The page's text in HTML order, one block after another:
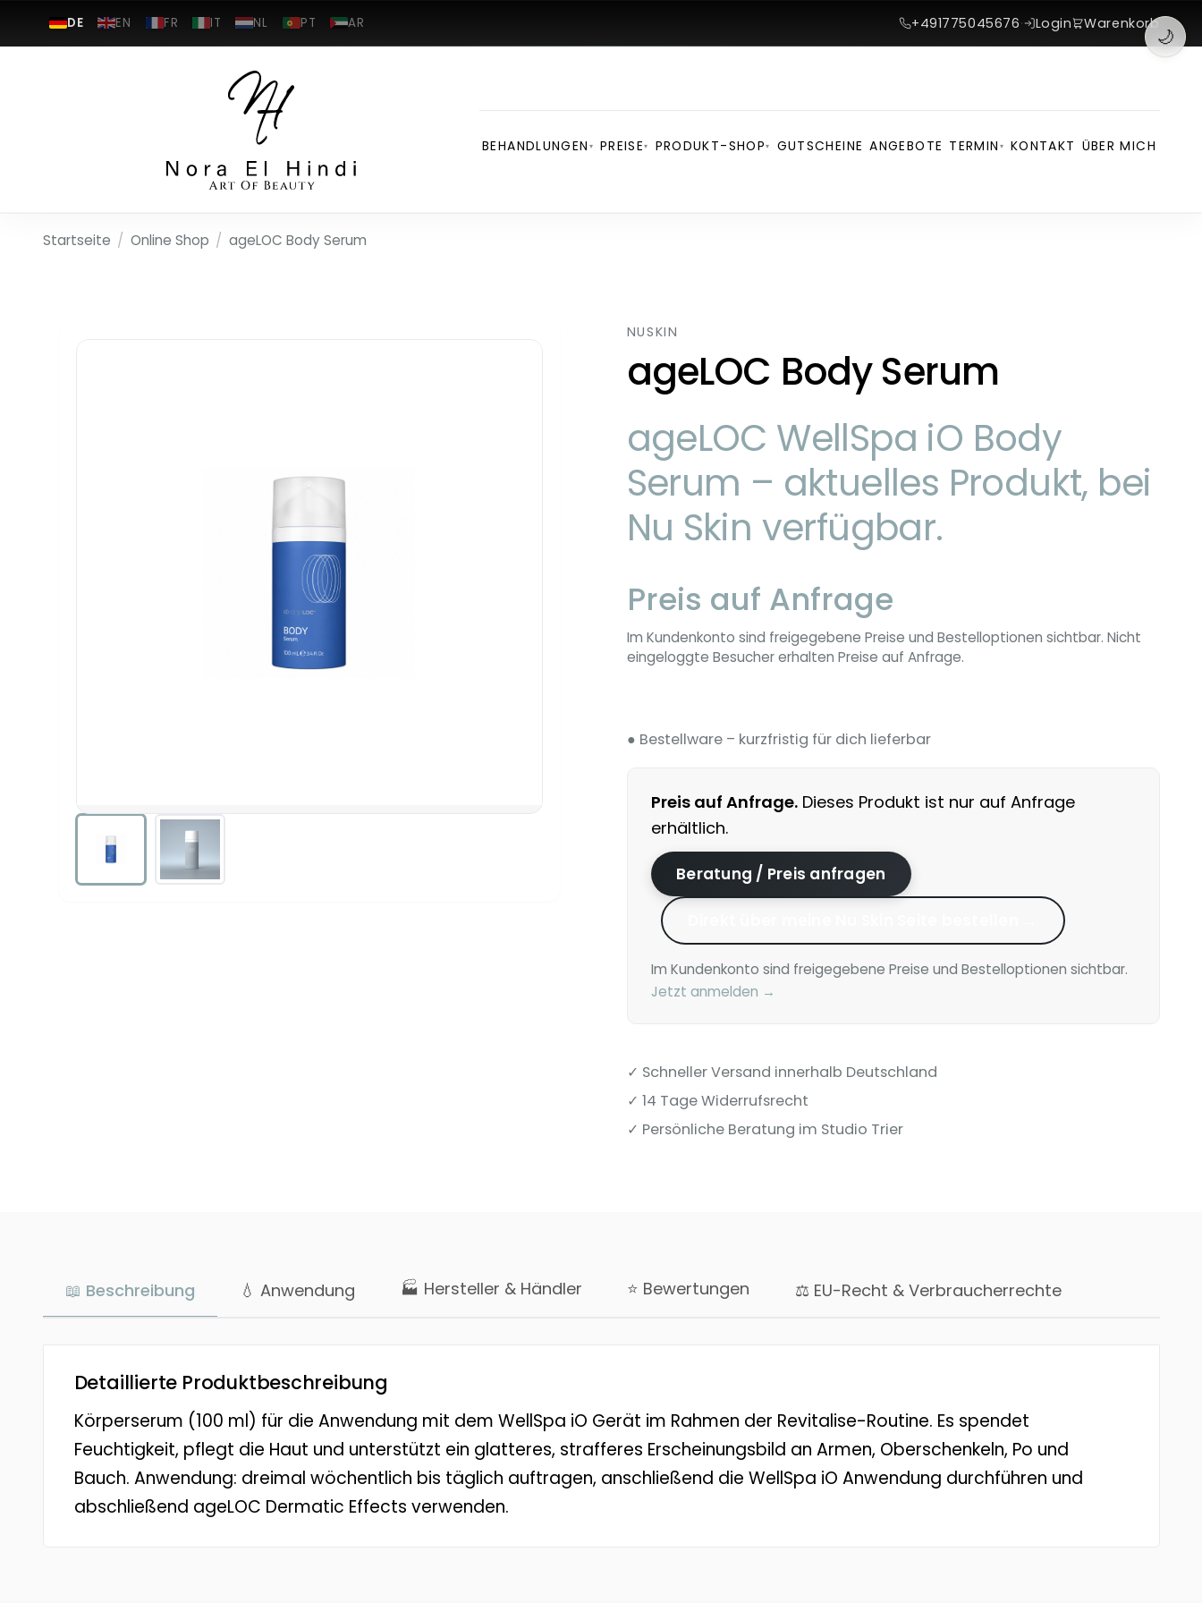
DE EN FR IT NL PT AR +491775045676· Login Warenkorb
BEHANDLUNGEN ▾ PREISE▾ PRODUKT-SHOP▾ GUTSCHEINE ANGEBOTE TERMIN ▾ KONTAKT ÜBER MICH
Startseite / Online Shop / ageLOC Body Serum
NUSKIN
ageLOC Body Serum
ageLOC WellSpa iO Body
Serum – aktuelles Produkt, bei
Nu Skin verfügbar.
Preis auf Anfrage
Im Kundenkonto sind freigegebene Preise und Bestelloptionen sichtbar. Nicht
eingeloggte Besucher erhalten Preise auf Anfrage.
● Bestellware – kurzfristig für dich lieferbar
Preis auf Anfrage. Dieses Produkt ist nur auf Anfrage
erhältlich.
Beratung / Preis anfragen
Im Kundenkonto sind freigegebene Preise und Bestelloptionen sichtbar.
Jetzt anmelden →
✓ Schneller Versand innerhalb Deutschland
✓ 14 Tage Widerrufsrecht
✓ Persönliche Beratung im Studio Trier
📖 Beschreibung 💧 Anwendung 🏭 Hersteller & Händler ⭐ Bewertungen ⚖ EU-Recht & Verbraucherrechte
Detaillierte Produktbeschreibung
Körperserum (100 ml) für die Anwendung mit dem WellSpa iO Gerät im Rahmen der Revitalise-Routine. Es spendet
Feuchtigkeit, pflegt die Haut und unterstützt ein glatteres, strafferes Erscheinungsbild an Armen, Oberschenkeln, Po und
Bauch. Anwendung: dreimal wöchentlich bis täglich auftragen, anschließend die WellSpa iO Anwendung durchführen und
abschließend ageLOC Dermatic Effects verwenden.
🌙